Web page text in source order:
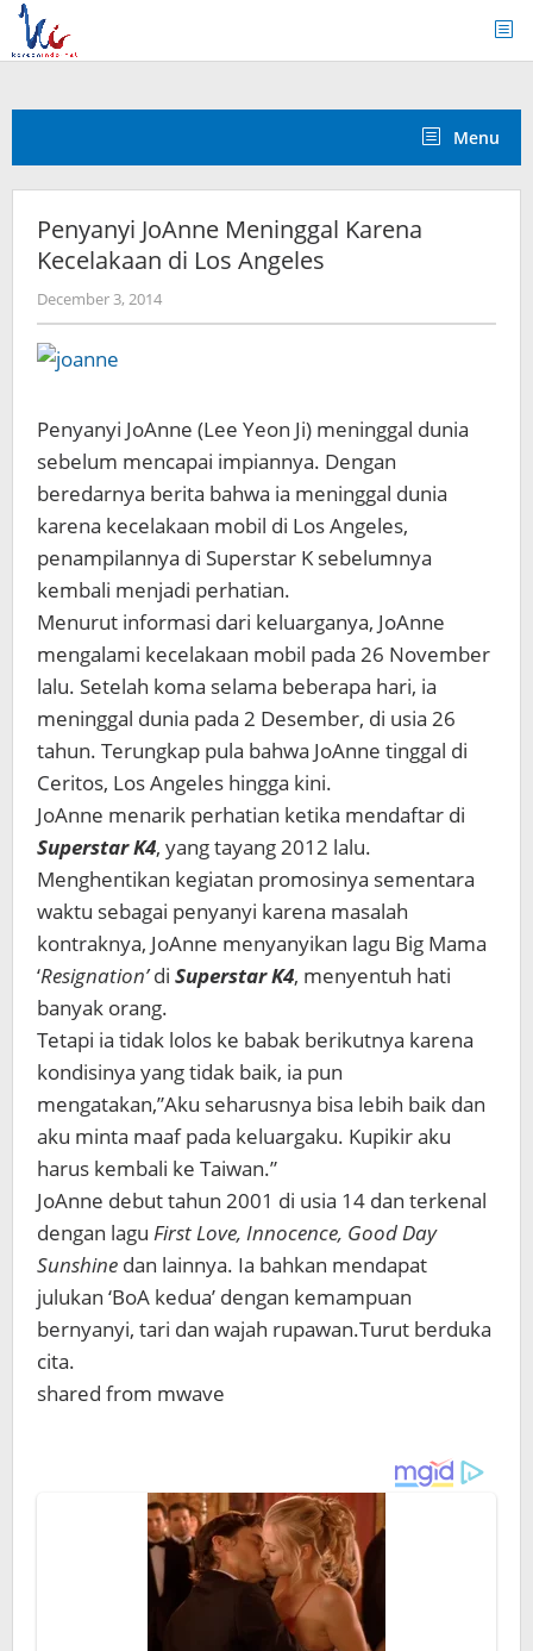
Skip
content
Menu
Penyanyi JoAnne Meninggal Karena
Kecelakaan di Los Angeles
December 3, 2014by
Koreanindo
Penyanyi JoAnne (Lee Yeon Ji) meninggal dunia
sebelum mencapai impiannya. Dengan
beredarnya berita bahwa ia meninggal dunia
karena kecelakaan mobil di Los Angeles,
penampilannya di Superstar K sebelumnya
kembali menjadi perhatian.
Menurut informasi dari keluarganya, JoAnne
mengalami kecelakaan mobil pada 26 November
lalu. Setelah koma selama beberapa hari, ia
meninggal dunia pada 2 Desember, di usia 26
tahun. Terungkap pula bahwa JoAnne tinggal di
Ceritos, Los Angeles hingga kini.
JoAnne menarik perhatian ketika mendaftar di
Superstar K4, yang tayang 2012 lalu.
Menghentikan kegiatan promosinya sementara
waktu sebagai penyanyi karena masalah
kontraknya, JoAnne menyanyikan lagu Big Mama
‘Resignation’di Superstar K4, menyentuh hati
banyak orang.
Tetapi ia tidak lolos ke babak berikutnya karena
kondisinya yang tidak baik, ia pun
mengatakan,”Aku seharusnya bisa lebih baik dan
aku minta maaf pada keluargaku. Kupikir aku
harus kembali ke Taiwan.”
JoAnne debut tahun 2001 di usia 14 dan terkenal
dengan lagu First Love, Innocence, Good Day
Sunshine dan lainnya. Ia bahkan mendapat
julukan ‘BoA kedua’ dengan kemampuan
bernyanyi, tari dan wajah rupawan.Turut berduka
cita.
shared from mwave